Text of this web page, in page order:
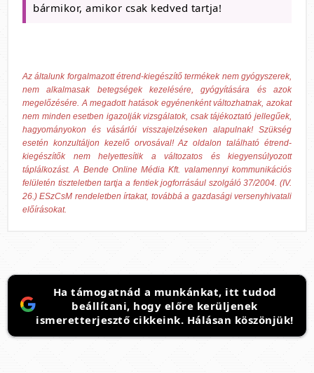
bármikor, amikor csak kedved tartja!
Az általunk forgalmazott étrend-kiegészítő termékek nem gyógyszerek,
nem alkalmasak betegségek kezelésére, gyógyítására és azok
megelőzésére. A megadott hatások egyénenként változhatnak, azokat
nem minden esetben igazolják vizsgálatok, csak tájékoztató jellegűek,
hagyományokon és vásárlói visszajelzéseken alapulnak! Szükség
esetén konzultáljon kezelő orvosával! Az oldalon található étrend-
kiegészítők nem helyettesítik a változatos és kiegyensúlyozott
táplálkozást. A Bende Online Média Kft. valamennyi kommunikációs
felületén tiszteletben tartja a fentiek jogforrásául szolgáló 37/2004. (IV.
26.) ESzCsM rendeletben írtakat, továbbá a gazdasági versenyhivatali
előírásokat.
Ha támogatnád a munkánkat, itt tudod
beállítani, hogy előre kerüljenek
ismeretterjesztő cikkeink. Hálásan köszönjük!